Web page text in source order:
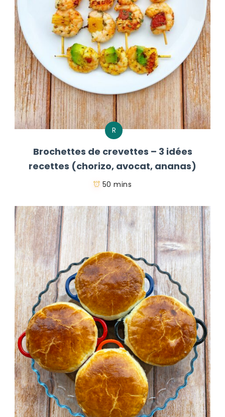
R
Brochettes de crevettes – 3 idées
recettes (chorizo, avocat, ananas)
50 mins